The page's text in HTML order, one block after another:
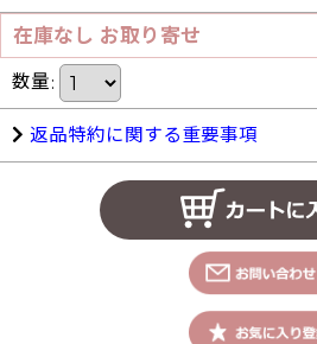
在庫なし お取り寄せ
数量:
返品特約に関する重要事項